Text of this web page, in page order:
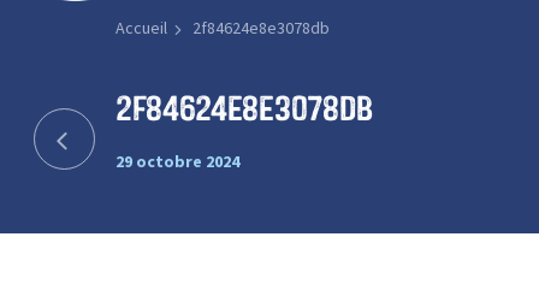
Accueil 2f84624e8e3078db
2f84624e8e3078db
29 octobre 2024